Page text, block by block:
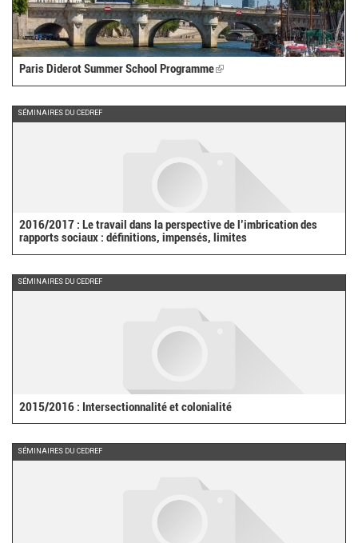
Paris Diderot Summer School Programme(link
SÉMINAIRES DU CEDREF
2016/2017 : Le travail dans la perspective de l’imbrication des
rapports sociaux : définitions, impensés, limites
SÉMINAIRES DU CEDREF
2015/2016 : Intersectionnalité et colonialité
SÉMINAIRES DU CEDREF